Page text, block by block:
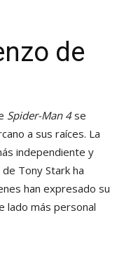
de
Spider-Man 4se
a sus raíces. La
independiente y
Tony Stark ha
han expresado su
lado más personal